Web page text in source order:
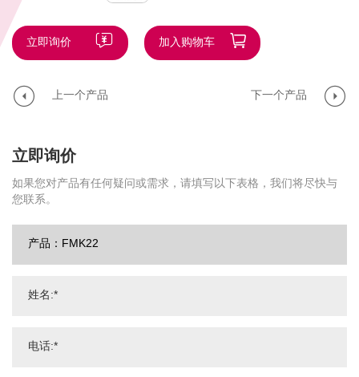
立即询价 加入购物车
上一个产品 下一个产品
立即询价
如果您对产品有任何疑问或需求，请填写以下表格，我们将尽快与
您联系。